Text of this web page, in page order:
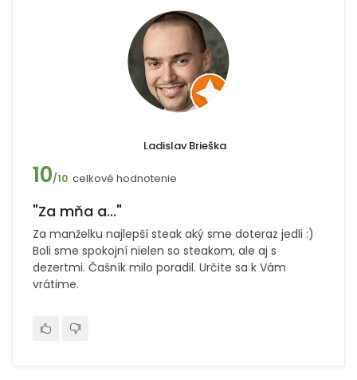
Ladislav Brieška
10/10 celkové hodnotenie
"Za mňa a..."
Za manželku najlepší steak aký sme doteraz jedli :)
Boli sme spokojní nielen so steakom, ale aj s
dezertmi. Čašník milo poradil. Určite sa k Vám
vrátime.